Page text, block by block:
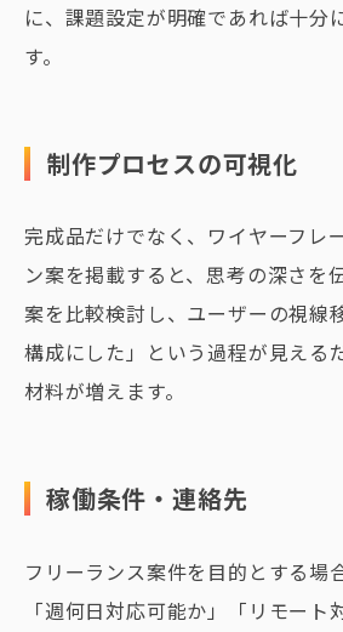
に、課題設定が明確であれば十分
す。
制作プロセスの可視化
完成品だけでなく、ワイヤーフレ
ン案を掲載すると、思考の深さを
案を比較検討し、ユーザーの視線
構成にした」という過程が見える
材料が増えます。
稼働条件・連絡先
フリーランス案件を目的とする場
「週何日対応可能か」「リモート